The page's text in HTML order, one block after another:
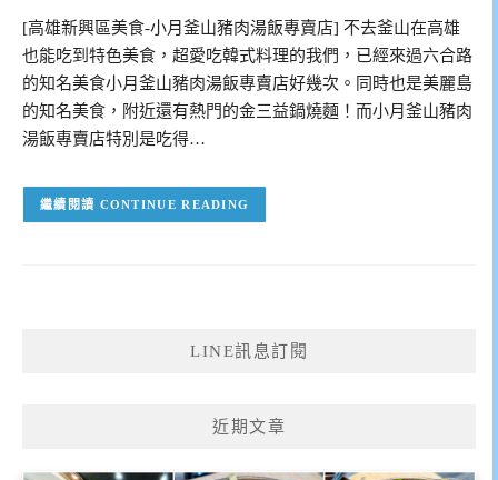
[高雄新興區美食-小月釜山豬肉湯飯專賣店] 不去釜山在高雄
也能吃到特色美食，超愛吃韓式料理的我們，已經來過六合路
的知名美食小月釜山豬肉湯飯專賣店好幾次。同時也是美麗島
的知名美食，附近還有熱門的金三益鍋燒麵！而小月釜山豬肉
湯飯專賣店特別是吃得…
CONTINUE READING
LINE訊息訂閱
近期文章